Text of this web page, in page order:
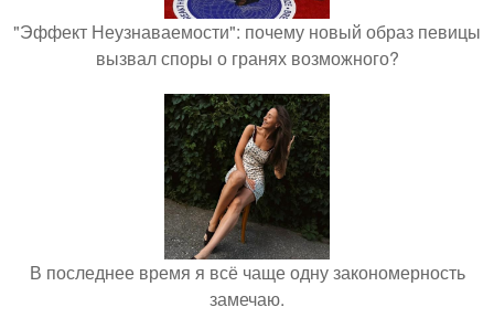
"Эффект Неузнаваемости": почему новый образ певицы
вызвал споры о гранях возможного?
В последнее время я всё чаще одну закономерность
замечаю.